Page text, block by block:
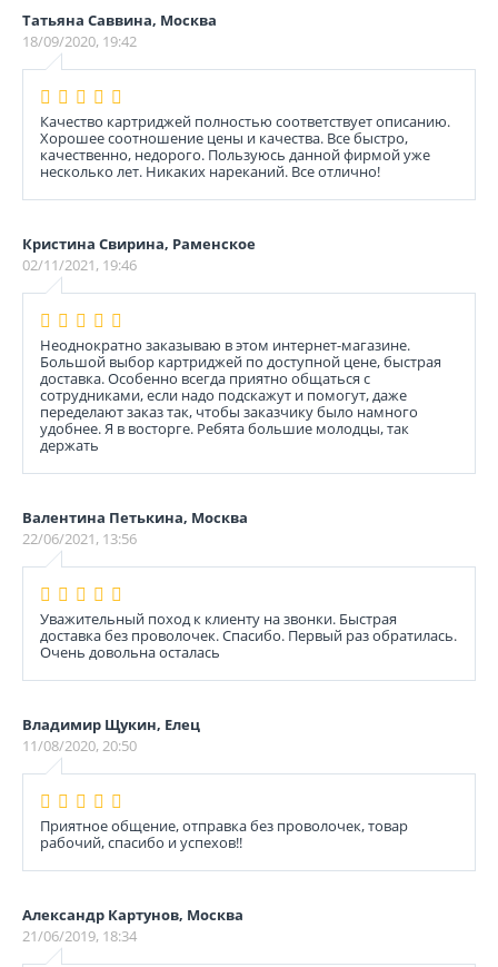
Татьяна Саввина, Москва
18/09/2020, 19:42
Качество картриджей полностью соответствует описанию.
Хорошее соотношение цены и качества. Все быстро,
качественно, недорого. Пользуюсь данной фирмой уже
несколько лет. Никаких нареканий. Все отлично!
Кристина Свирина, Раменское
02/11/2021, 19:46
Неоднократно заказываю в этом интернет-магазине.
Большой выбор картриджей по доступной цене, быстрая
доставка. Особенно всегда приятно общаться с
сотрудниками, если надо подскажут и помогут, даже
переделают заказ так, чтобы заказчику было намного
удобнее. Я в восторге. Ребята большие молодцы, так
держать
Валентина Петькина, Москва
22/06/2021, 13:56
Уважительный поход к клиенту на звонки. Быстрая
доставка без проволочек. Спасибо. Первый раз обратилась.
Очень довольна осталась
Владимир Щукин, Елец
11/08/2020, 20:50
Приятное общение, отправка без проволочек, товар
рабочий, спасибо и успехов!!
Александр Картунов, Москва
21/06/2019, 18:34